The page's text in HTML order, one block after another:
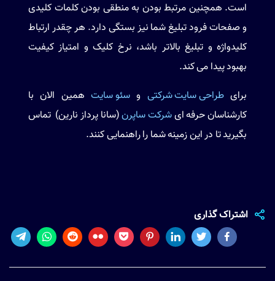
است. همچنین مرتبط بودن به منطقی بودن کلمات کلیدی
و صفحات فرود تبلیغ شما نیز بستگی دارد. هر چقدر ارتباط
کلیدواژه و تبلیغ بالاتر باشد، نرخ کلیک و امتیاز کیفیت
بهبود پیدا می کند.
برایطراحی سایت شرکتی وسئو سایتهمین الان با
کارشناسان حرفه ایشرکت ساپرن(سانا پرداز نارین) تماس
بگیرید تا در این زمینه شما را راهنمایی کنند.
اشتراک گذاری